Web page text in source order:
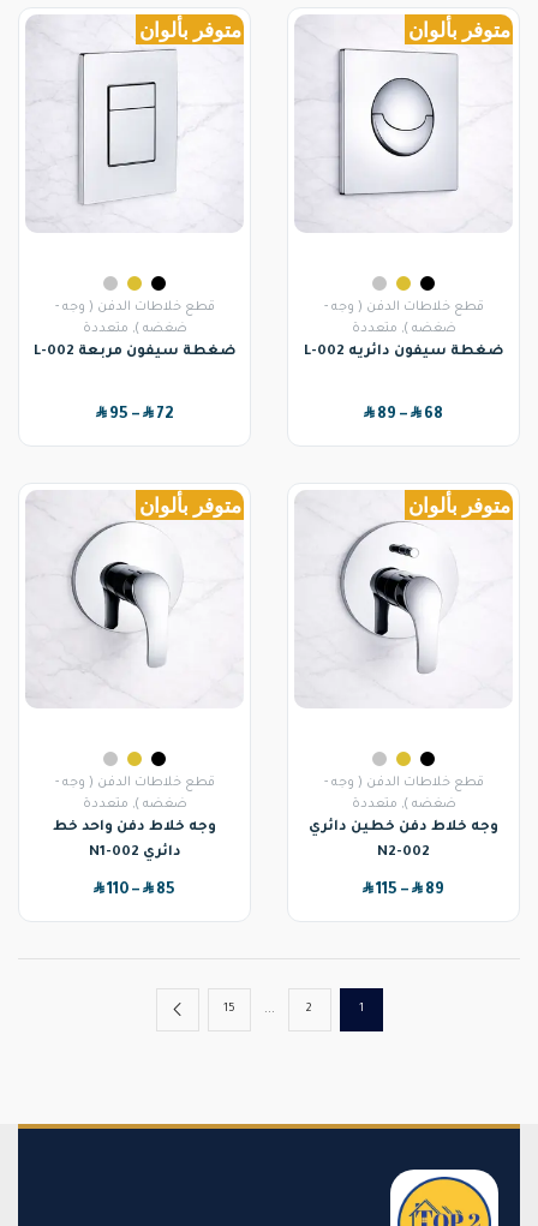
متوفر بألوان
قطع خلاطات الدفن ( وجه -
ضغضه ), متعددة
ضغطة سيفون دائريه L-002
SAR68
–
SAR89
متوفر بألوان
قطع خلاطات الدفن ( وجه -
ضغضه ), متعددة
ضغطة سيفون مربعة L-002
SAR72
–
SAR95
متوفر بألوان
قطع خلاطات الدفن ( وجه -
ضغضه ), متعددة
وجه خلاط دفن خطين دائري
N2-002
SAR89
–
SAR115
متوفر بألوان
قطع خلاطات الدفن ( وجه -
ضغضه ), متعددة
وجه خلاط دفن واحد خط
دائري N1-002
SAR85
–
SAR110
1
2
…
15